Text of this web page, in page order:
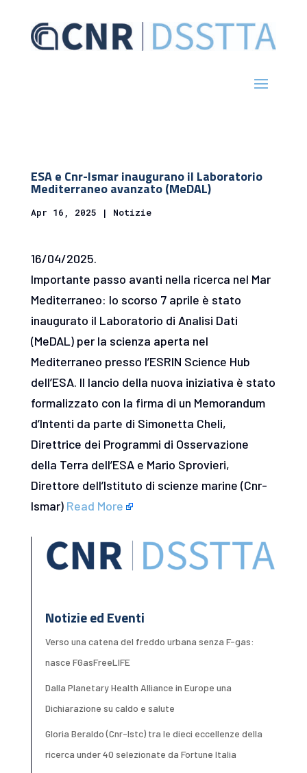
ESA e Cnr-Ismar inaugurano il Laboratorio
Mediterraneo avanzato (MeDAL)
Apr 16, 2025 | Notizie
16/04/2025.
Importante passo avanti nella ricerca nel Mar
Mediterraneo: lo scorso 7 aprile è stato
inaugurato il Laboratorio di Analisi Dati
(MeDAL) per la scienza aperta nel
Mediterraneo presso l’ESRIN Science Hub
dell’ESA. Il lancio della nuova iniziativa è stato
formalizzato con la firma di un Memorandum
d’Intenti da parte di Simonetta Cheli,
Direttrice dei Programmi di Osservazione
della Terra dell’ESA e Mario Sprovieri,
Direttore dell’Istituto di scienze marine (Cnr-
Ismar) Read More
Notizie ed Eventi
Verso una catena del freddo urbana senza F-gas:
nasce FGasFreeLIFE
Dalla Planetary Health Alliance in Europe una
Dichiarazione su caldo e salute
Gloria Beraldo (Cnr-Istc) tra le dieci eccellenze della
ricerca under 40 selezionate da Fortune Italia